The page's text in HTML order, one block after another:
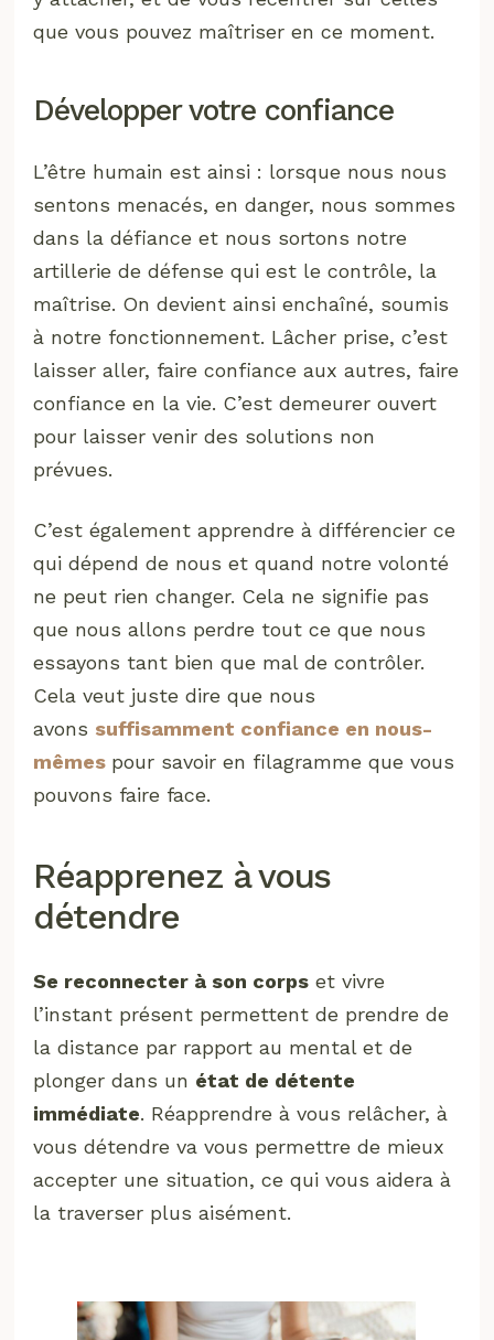
que vous pouvez maîtriser en ce moment.
Développer votre confiance
L’être humain est ainsi : lorsque nous nous
sentons menacés, en danger, nous sommes
dans la défiance et nous sortons notre
artillerie de défense qui est le contrôle, la
maîtrise. On devient ainsi enchaîné, soumis
à notre fonctionnement. Lâcher prise, c’est
laisser aller, faire confiance aux autres, faire
confiance en la vie. C’est demeurer ouvert
pour laisser venir des solutions non
prévues.
C’est également apprendre à différencier ce
qui dépend de nous et quand notre volonté
ne peut rien changer. Cela ne signifie pas
que nous allons perdre tout ce que nous
essayons tant bien que mal de contrôler.
Cela veut juste dire que nous
avons suffisamment confiance en nous-
mêmes pour savoir en filagramme que vous
pouvons faire face.
Réapprenez à vous
détendre
Se reconnecter à son corps et vivre
l’instant présent permettent de prendre de
la distance par rapport au mental et de
plonger dans un état de détente
immédiate. Réapprendre à vous relâcher, à
vous détendre va vous permettre de mieux
accepter une situation, ce qui vous aidera à
la traverser plus aisément.